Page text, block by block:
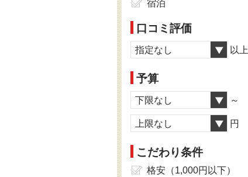
宿泊
口コミ評価
指定なし 以上
予算
下限なし ～
上限なし 円
こだわり条件
格安（1,000円以下）